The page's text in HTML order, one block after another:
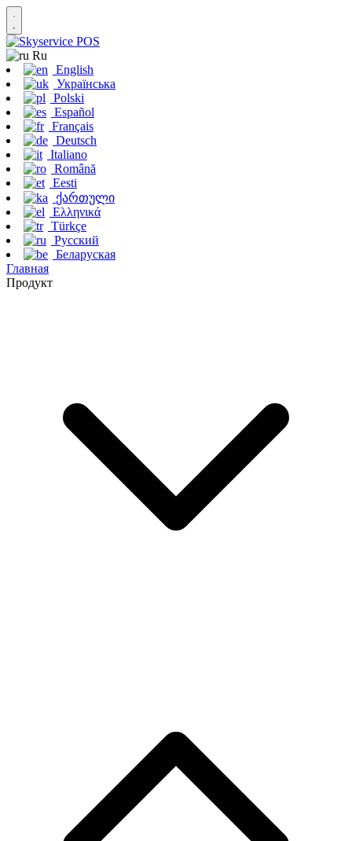
Ru
English
Українська
Polski
Español
Français
Deutsch
Italiano
Română
Eesti
ქართული
Ελληνικά
Türkçe
Русский
Беларуская
Главная
Продукт